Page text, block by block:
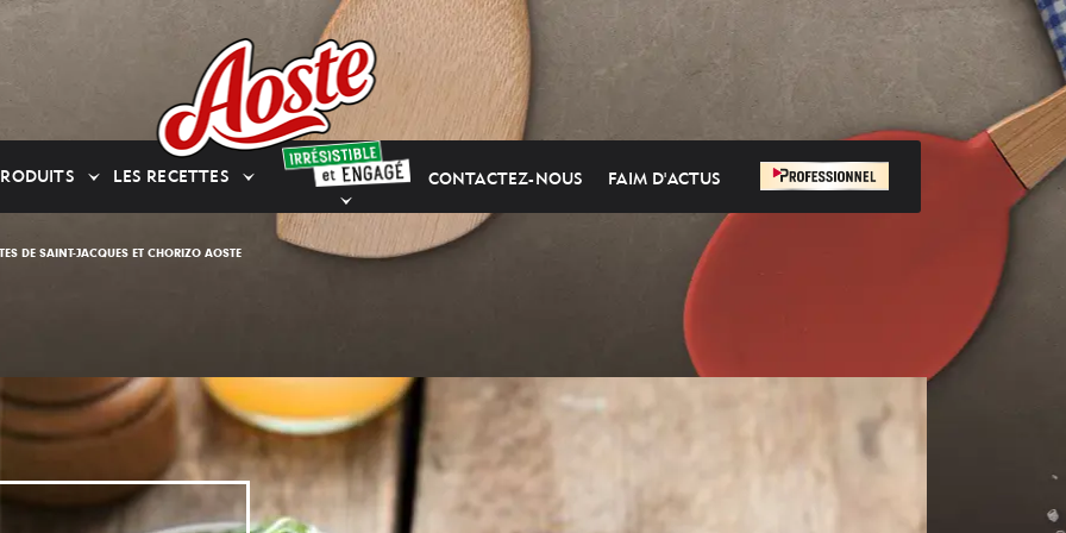
LES RECETTES CONTACTEZ-NOUS FAIM D'ACTUS
DE SAINT-JACQUES ET CHORIZO AOSTE